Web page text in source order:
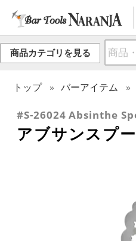
商品カテゴリを見る
トップ バーアイテム
#S-26024 Absinthe
アブサンスプ